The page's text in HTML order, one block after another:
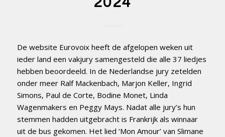
De website Eurovoix heeft de afgelopen weken uit
ieder land een vakjury samengesteld die alle 37 liedjes
hebben beoordeeld. In de Nederlandse jury zetelden
onder meer Ralf Mackenbach, Marjon Keller, Ingrid
Simons, Paul de Corte, Bodine Monet, Linda
Wagenmakers en Peggy Mays. Nadat alle jury’s hun
stemmen hadden uitgebracht is Frankrijk als winnaar
uit de bus gekomen. Het lied ‘Mon Amour’ van Slimane